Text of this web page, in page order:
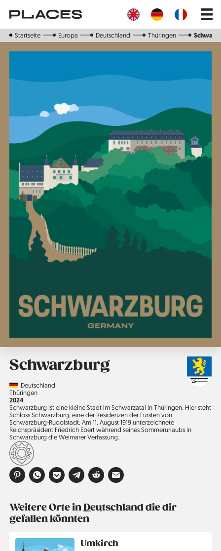
zum
Inhalt
Main
Startseite Europa Deutschland Thüringen
Schwarzburg
CountryDeutschland
Region
Thüringen
Jahr
2024
Schwarzburg ist eine kleine Stadt im Schwarzatal in Thüringen. Hier steht
Schloss Schwarzburg, eine der Residenzen der Fürsten von
Schwarzburg-Rudolstadt. Am 11. August 1919 unter­zeichnete
Reichspräsident Friedrich Ebert während seines Sommerurlaubs in
Schwarzburg die Weimarer Verfassung.
Weitere Orte inDeutschlanddie dir
gefallen könnten
Umkirch